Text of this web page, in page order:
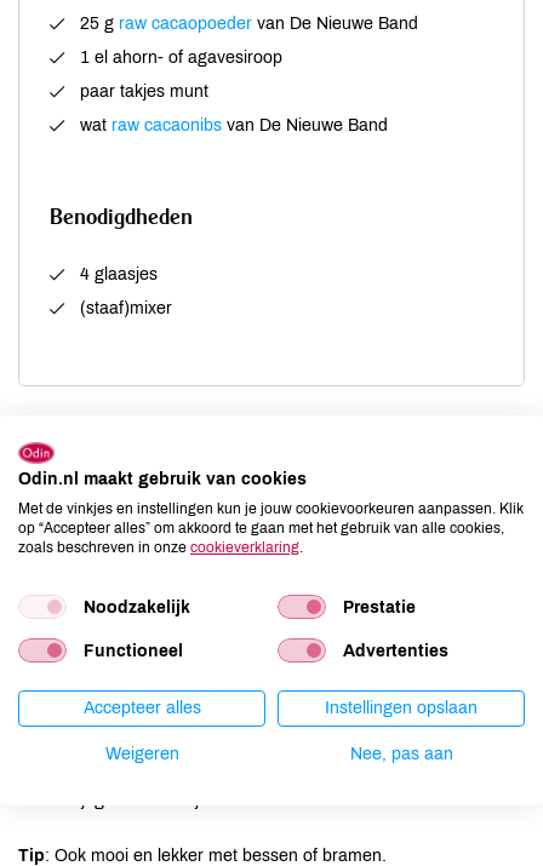
25 g raw cacaopoeder van De Nieuwe Band
1 el ahorn- of agavesiroop
paar takjes munt
wat raw cacaonibs van De Nieuwe Band
Benodigdheden
4 glaasjes
(staaf)mixer
Bereiding
Snijd de baby-avocado’s* doormidden, ontpit ze en haal
het vruchtvlees uit de schil.
Doe in een mengkom met de rest van de ingrediënten,
mousse.
Schep de mousse in mooie glaasjes of kommetjes.
Tip: Ook mooi en lekker met bessen of bramen.
Odin.nl maakt gebruik van cookies
Met de vinkjes en instellingen kun je jouw cookievoorkeuren aanpassen. Klik
op “Accepteer alles” om akkoord te gaan met het gebruik van alle cookies,
zoals beschreven in onze cookieverklaring.
Noodzakelijk Prestatie
Functioneel Advertenties
Accepteer alles Instellingen opslaan
Weigeren Nee, pas aan